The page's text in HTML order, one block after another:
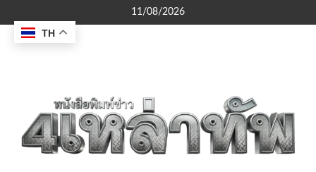
to
content
11/08/2026
TH